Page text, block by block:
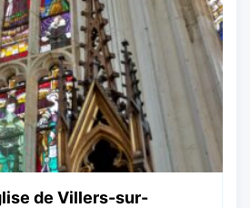
de Villers-sur-